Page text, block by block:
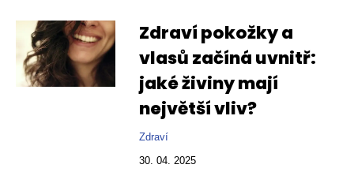
Zdraví pokožky a
vlasů začíná uvnitř:
jaké živiny mají
největší vliv?
Zdraví
30. 04. 2025